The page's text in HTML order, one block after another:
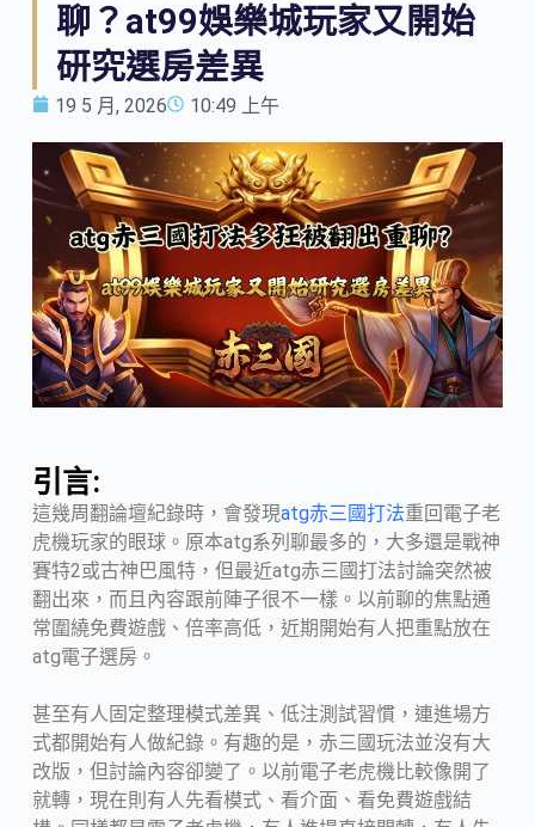
聊？at99娛樂城玩家又開始
研究選房差異
19 5 月, 2026 10:49 上午
引言:
這幾周翻論壇紀錄時，會發現atg赤三國打法重回電子老
虎機玩家的眼球。原本atg系列聊最多的，大多還是戰神
賽特2或古神巴風特，但最近atg赤三國打法討論突然被
翻出來，而且內容跟前陣子很不一樣。以前聊的焦點通
常圍繞免費遊戲、倍率高低，近期開始有人把重點放在
atg電子選房。
甚至有人固定整理模式差異、低注測試習慣，連進場方
式都開始有人做紀錄。有趣的是，赤三國玩法並沒有大
改版，但討論內容卻變了。以前電子老虎機比較像開了
就轉，現在則有人先看模式、看介面、看免費遊戲結